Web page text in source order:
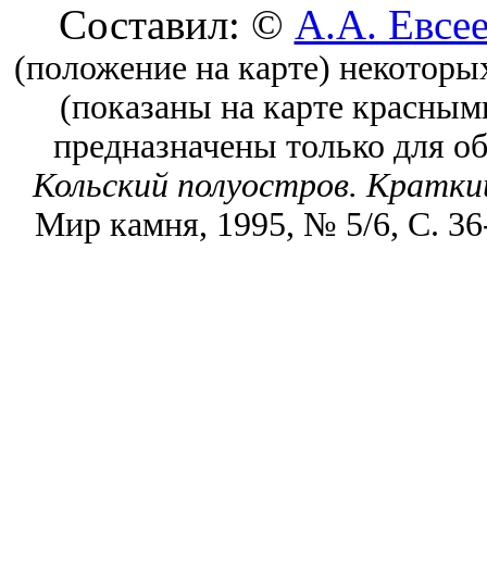
Составил: © А.А.
(положение на карте)
(показаны на карте
предназначены только для
Кольский полуостров.
Мир камня, 1995, № 5/6, С.